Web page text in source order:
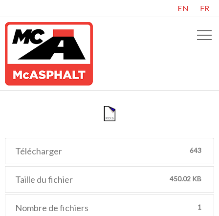
EN FR
Télécharger 643
Taille du fichier 450.02 KB
Nombre de fichiers 1